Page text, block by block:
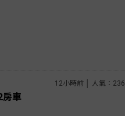
12小時前 │ 人氣：236
房車